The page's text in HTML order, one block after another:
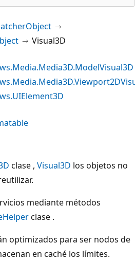
Visual3D
clase , Visual3D los objetos no
mediante métodos
clase .
optimizados para ser nodos de
en caché los límites.